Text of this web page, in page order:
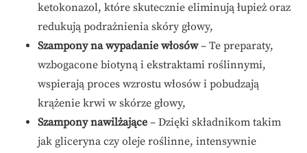
ketokonazol, które skutecznie eliminują łupież oraz
redukują podrażnienia skóry głowy,
Szampony na wypadanie włosów– Te preparaty,
wzbogacone biotyną i ekstraktami roślinnymi,
wspierają proces wzrostu włosów i pobudzają
krążenie krwi w skórze głowy,
Szampony nawilżające – Dzięki składnikom takim
jak gliceryna czy oleje roślinne, intensywnie